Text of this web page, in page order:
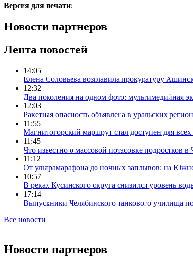
Версия для печати:
Новости партнеров
Лента новостей
14:05
Елена Соловьева возглавила прокуратуру
12:32
Два поколения на одном фото: мультимедийная
12:03
Ракетная опасность объявлена в уральских
11:55
Магнитогорский маршрут стал доступен для
11:45
Что известно о массовой потасовке подростков в
11:12
От ультрамарафона до ночных заплывов: на
10:57
В реках Кусинского округа снизился уровень
17:14
Выпускники Челябинского танкового училища
Все новости
Новости партнеров